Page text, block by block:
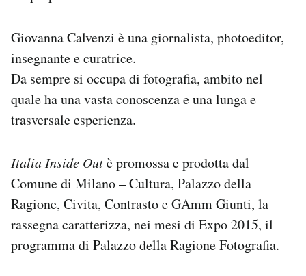
Giovanna Calvenzi è una giornalista, photoeditor,
insegnante e curatrice.
Da sempre si occupa di fotografia, ambito nel
quale ha una vasta conoscenza e una lunga e
trasversale esperienza.
Italia Inside Outè promossa e prodotta dal
Comune di Milano – Cultura, Palazzo della
Ragione, Civita, Contrasto e GAmm Giunti, la
rassegna caratterizza, nei mesi di Expo 2015, il
programma di Palazzo della Ragione Fotografia.